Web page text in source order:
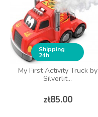
Shipping
24h
My First Activity Truck by
Silverlit...
zł85.00
Price